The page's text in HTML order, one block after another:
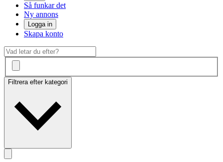
Så funkar det
Ny annons
Logga in
Skapa konto
Filtrera efter kategori